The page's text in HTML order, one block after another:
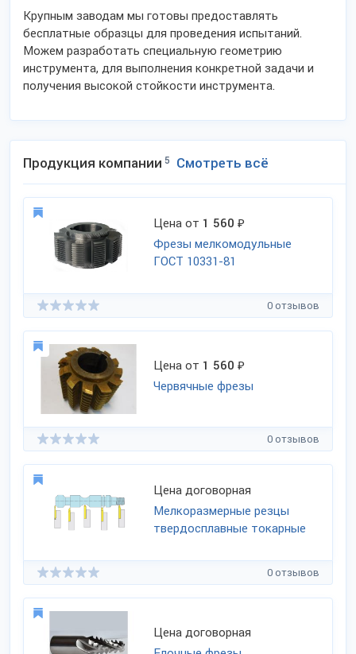
Крупным заводам мы готовы предоставлять
бесплатные образцы для проведения испытаний.
Можем разработать специальную геометрию
инструмента, для выполнения конкретной задачи и
получения высокой стойкости инструмента.
Продукция компании 5 Смотреть всё
Цена от 1 560 ₽
Фрезы мелкомодульные
ГОСТ 10331-81
0 отзывов
Цена от 1 560 ₽
Червячные фрезы
0 отзывов
Цена договорная
Мелкоразмерные резцы
твердосплавные токарные
0 отзывов
Цена договорная